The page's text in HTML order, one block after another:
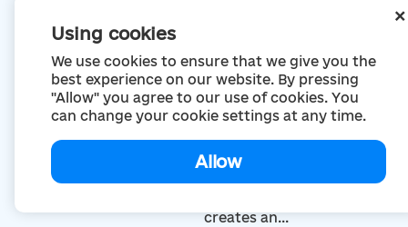
Using cookies
We use cookies to ensure that we give you the
best experience on our website. By pressing
"Allow" you agree to our use of cookies. You
can change your cookie settings at any time.
Allow
які зміни будуть
впроваджені з 1...
31 July 2026
EDUCATION
On career guidance that
involves everyone. How
creates an...